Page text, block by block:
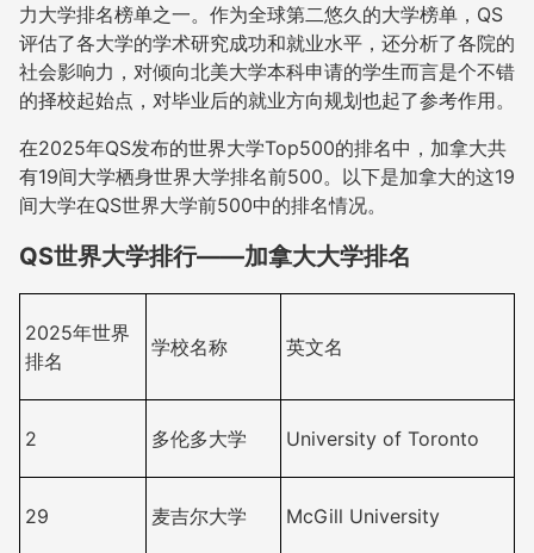
力大学排名榜单之一。作为全球第二悠久的大学榜单，QS
评估了各大学的学术研究成功和就业水平，还分析了各院的
社会影响力，对倾向北美大学本科申请的学生而言是个不错
的择校起始点，对毕业后的就业方向规划也起了参考作用。
在2025年QS发布的世界大学Top500的排名中，加拿大共
有19间大学栖身世界大学排名前500。以下是加拿大的这19
间大学在QS世界大学前500中的排名情况。
QS世界大学排行——加拿大大学排名
2025年世界
排名
学校名称 英文名
2 多伦多大学 University of Toronto
29 麦吉尔大学 McGill University